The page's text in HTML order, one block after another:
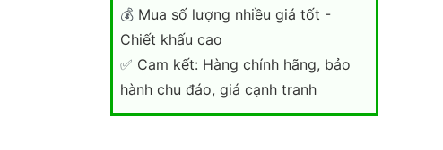
💰 Mua số lượng nhiều giá tốt -
Chiết khấu cao
✅ Cam kết: Hàng chính hãng, bảo
hành chu đáo, giá cạnh tranh